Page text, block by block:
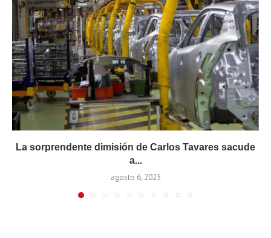
La sorprendente dimisión de Carlos Tavares sacude
a...
agosto 6, 2025